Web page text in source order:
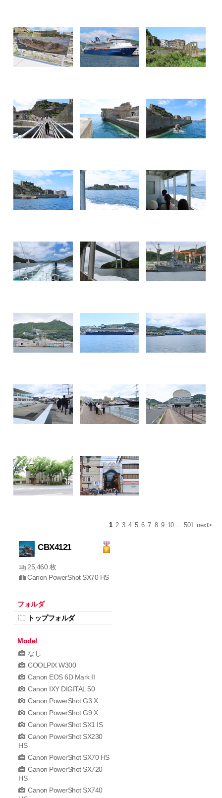
1 2 3 4 5 6 7 8 9 10... 501 next>
CBX4121
25,460 枚
Canon PowerShot SX70 HS
フォルダ
トップフォルダ
Model
なし
COOLPIX W300
Canon EOS 6D Mark II
Canon IXY DIGITAL 50
Canon PowerShot G3 X
Canon PowerShot G9 X
Canon PowerShot SX1 IS
Canon PowerShot SX230
HS
Canon PowerShot SX70 HS
Canon PowerShot SX720
HS
Canon PowerShot SX740